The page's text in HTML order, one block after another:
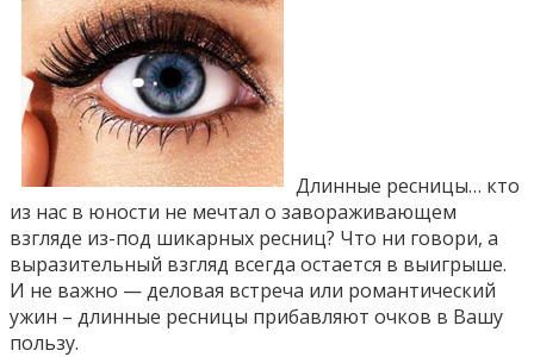
Длинные ресницы… кто
из нас в юности не мечтал о завораживающем
взгляде из-под шикарных ресниц? Что ни говори, а
выразительный взгляд всегда остается в выигрыше.
И не важно — деловая встреча или романтический
ужин – длинные ресницы прибавляют очков в Вашу
пользу.